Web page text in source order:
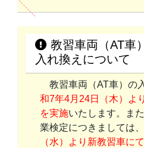
教習車両（AT車
入れ換えについて
教習車両（AT車）の
和7年4月24日（木）よ
を実施いたします。ま
業検定につきましては、
（水）より新教習車に